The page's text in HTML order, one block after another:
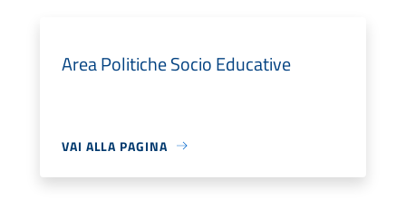
Area Politiche Socio Educative
VAI ALLA PAGINA